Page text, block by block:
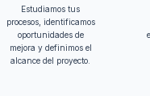
Estudiamos tus
procesos, identificamos
oportunidades de
mejora y definimos el
alcance del proyecto.